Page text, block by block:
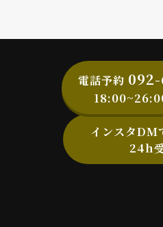
電話予約
インスタDM
24h